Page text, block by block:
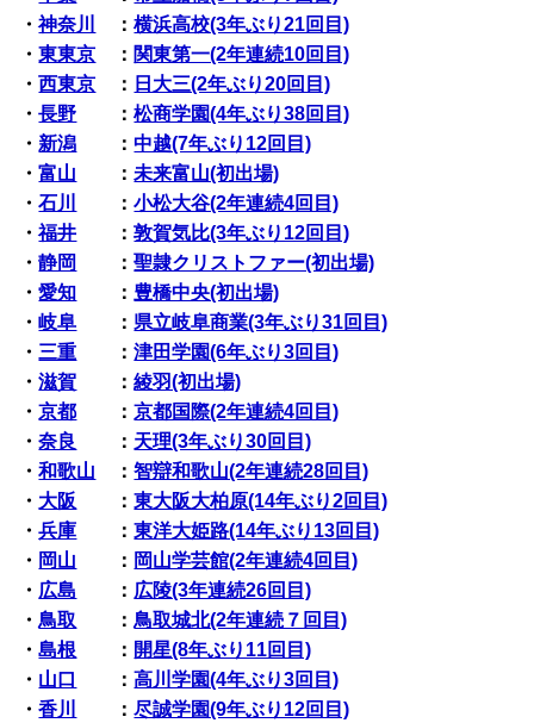
・神奈川 ：横浜高校(3年ぶり21回目)
・東東京 ： 関東第一(2年連続10回目)
・西東京 ： 日大三(2年ぶり20回目)
・長野 ：松商学園(4年ぶり38回目)
・ 新潟 ：中越(7年ぶり12回目)
・富山 ：未来富山(初出場)
・石川 ：小松大谷(2年連続4回目)
・福井 ：敦賀気比(3年ぶり12回目)
・静岡 ：聖隷クリストファー(初出場)
・愛知 ： 豊橋中央(初出場)
・岐阜 ： 県立岐阜商業(3年ぶり31回目)
・ 三重 ：津田学園(6年ぶり3回目)
・滋賀 ：綾羽(初出場)
・京都 ：京都国際(2年連続4回目)
・奈良 ： 天理(3年ぶり30回目)
・和歌山 ：智辯和歌山(2年連続28回目)
・ 大阪 ：東大阪大柏原(14年ぶり2回目)
・兵庫 ：東洋大姫路(14年ぶり13回目)
・ 岡山 ： 岡山学芸館(2年連続4回目)
・ 広島 ： 広陵(3年連続26回目)
・鳥取 ：鳥取城北(2年連続７回目)
・島根 ： 開星(8年ぶり11回目)
・ 山口 ：高川学園(4年ぶり3回目)
・香川 ：尽誠学園(9年ぶり12回目)